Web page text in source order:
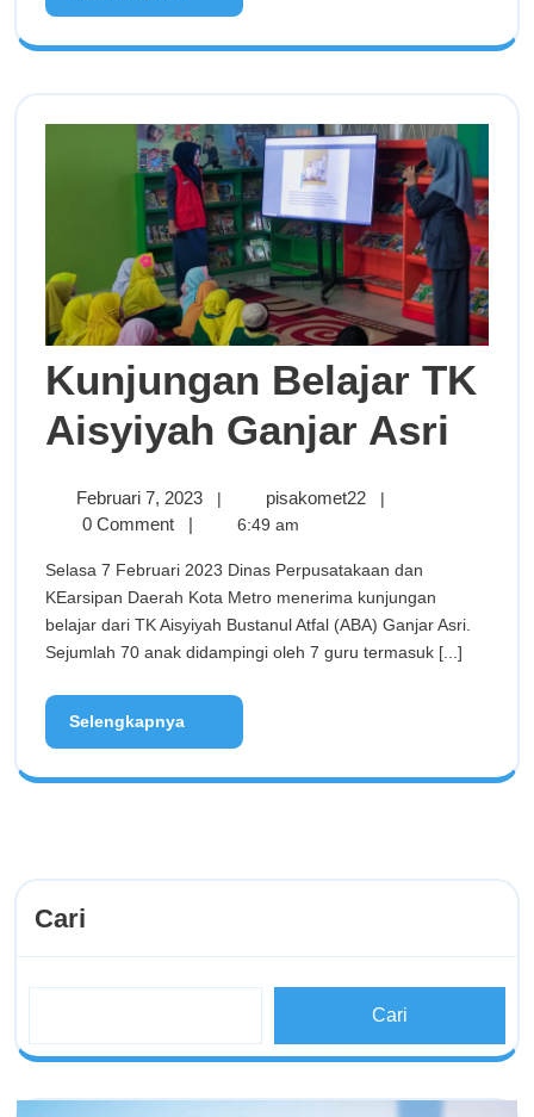
Kunjungan Belajar TK
Aisyiyah Ganjar Asri
Februari 7, 2023 | pisakomet22 |
0 Comment | 6:49 am
Selasa 7 Februari 2023 Dinas Perpusatakaan dan
KEarsipan Daerah Kota Metro menerima kunjungan
belajar dari TK Aisyiyah Bustanul Atfal (ABA) Ganjar Asri.
Sejumlah 70 anak didampingi oleh 7 guru termasuk [...]
Selengkapnya
Cari
Cari